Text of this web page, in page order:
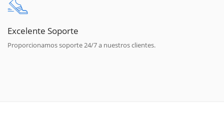
Excelente Soporte
Proporcionamos soporte 24/7 a nuestros clientes.